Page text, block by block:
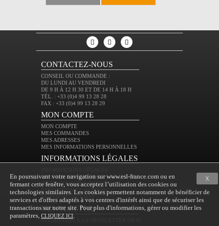
CONTACTEZ-NOUS
CONSEIL OU COMMANDE :
DU LUNDI AU VENDREDI
DE 9 H À 12 H 30 ET DE 14 H À 18 H
TÉL. : +33 (0)4 99 13 28 28
FAX : +33 (0)4 99 13 28 29
MON COMPTE
MON COMPTE
MES COMMANDES
MES ADRESSES
MES INFORMATIONS PERSONNELLES
INFORMATIONS LÉGALES
CONDITIONS GÉNÉRALES DE VENTE
PROTECTION DES DONNÉES
EXPÉDITION ET RETOURS
PAIEMENT SÉCURISÉ
NEWSLETTER
INSCRIPTION À LA NEWSLETTER D'ESL
X
En poursuivant votre navigation sur www.esl-france.com ou en
fermant cette fenêtre, vous acceptez l’utilisation des cookies ou
technologies similaires. Les cookies permettent notamment de bénéficier de
services et d'offres adaptés à vos centres d'intérêt ainsi que de sécuriser les
transactions sur notre site. Pour plus d'informations, gérer ou modifier les
paramètres, CLIQUEZ ICI.